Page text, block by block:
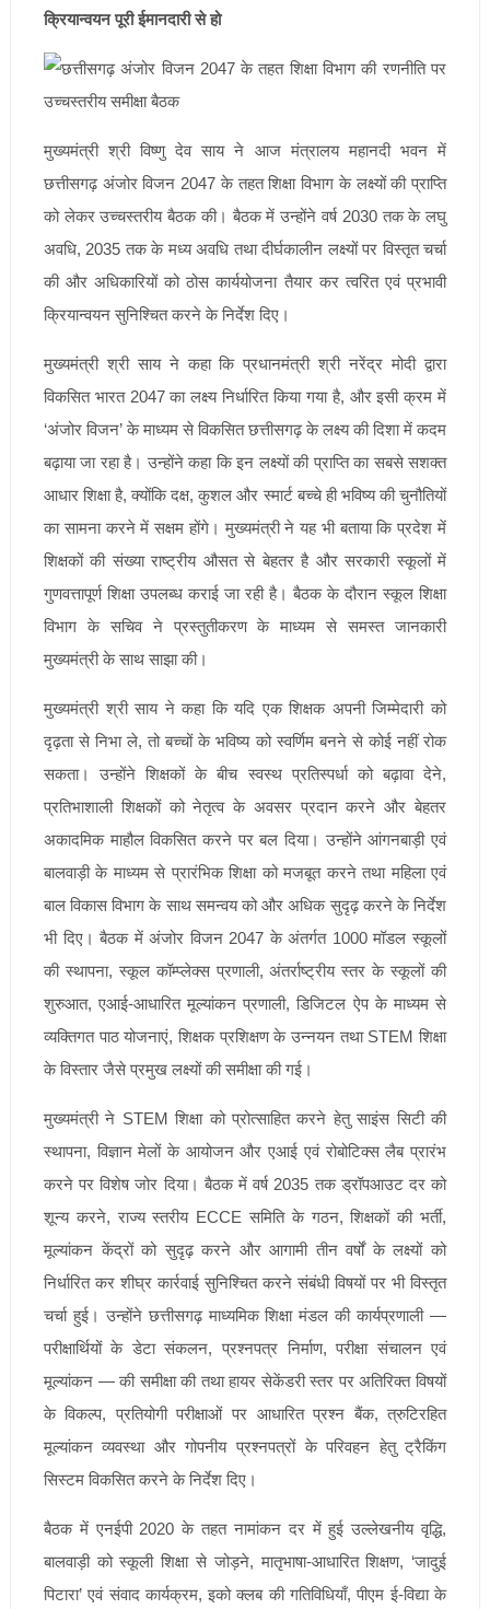
क्रियान्वयन पूरी ईमानदारी से हो
मुख्यमंत्री श्री विष्णु देव साय ने आज मंत्रालय महानदी भवन में
छत्तीसगढ़ अंजोर विजन 2047 के तहत शिक्षा विभाग के लक्ष्यों की प्राप्ति
को लेकर उच्चस्तरीय बैठक की। बैठक में उन्होंने वर्ष 2030 तक के लघु
अवधि, 2035 तक के मध्य अवधि तथा दीर्घकालीन लक्ष्यों पर विस्तृत चर्चा
की और अधिकारियों को ठोस कार्ययोजना तैयार कर त्वरित एवं प्रभावी
क्रियान्वयन सुनिश्चित करने के निर्देश दिए।
मुख्यमंत्री श्री साय ने कहा कि प्रधानमंत्री श्री नरेंद्र मोदी द्वारा
विकसित भारत 2047 का लक्ष्य निर्धारित किया गया है, और इसी क्रम में
‘अंजोर विजन’ के माध्यम से विकसित छत्तीसगढ़ के लक्ष्य की दिशा में कदम
बढ़ाया जा रहा है। उन्होंने कहा कि इन लक्ष्यों की प्राप्ति का सबसे सशक्त
आधार शिक्षा है, क्योंकि दक्ष, कुशल और स्मार्ट बच्चे ही भविष्य की चुनौतियों
का सामना करने में सक्षम होंगे। मुख्यमंत्री ने यह भी बताया कि प्रदेश में
शिक्षकों की संख्या राष्ट्रीय औसत से बेहतर है और सरकारी स्कूलों में
गुणवत्तापूर्ण शिक्षा उपलब्ध कराई जा रही है। बैठक के दौरान स्कूल शिक्षा
विभाग के सचिव ने प्रस्तुतीकरण के माध्यम से समस्त जानकारी
मुख्यमंत्री के साथ साझा की।
मुख्यमंत्री श्री साय ने कहा कि यदि एक शिक्षक अपनी जिम्मेदारी को
दृढ़ता से निभा ले, तो बच्चों के भविष्य को स्वर्णिम बनने से कोई नहीं रोक
सकता। उन्होंने शिक्षकों के बीच स्वस्थ प्रतिस्पर्धा को बढ़ावा देने,
प्रतिभाशाली शिक्षकों को नेतृत्व के अवसर प्रदान करने और बेहतर
अकादमिक माहौल विकसित करने पर बल दिया। उन्होंने आंगनबाड़ी एवं
बालवाड़ी के माध्यम से प्रारंभिक शिक्षा को मजबूत करने तथा महिला एवं
बाल विकास विभाग के साथ समन्वय को और अधिक सुदृढ़ करने के निर्देश
भी दिए। बैठक में अंजोर विजन 2047 के अंतर्गत 1000 मॉडल स्कूलों
की स्थापना, स्कूल कॉम्प्लेक्स प्रणाली, अंतर्राष्ट्रीय स्तर के स्कूलों की
शुरुआत, एआई-आधारित मूल्यांकन प्रणाली, डिजिटल ऐप के माध्यम से
व्यक्तिगत पाठ योजनाएं, शिक्षक प्रशिक्षण के उन्नयन तथा STEM शिक्षा
के विस्तार जैसे प्रमुख लक्ष्यों की समीक्षा की गई।
मुख्यमंत्री ने STEM शिक्षा को प्रोत्साहित करने हेतु साइंस सिटी की
स्थापना, विज्ञान मेलों के आयोजन और एआई एवं रोबोटिक्स लैब प्रारंभ
करने पर विशेष जोर दिया। बैठक में वर्ष 2035 तक ड्रॉपआउट दर को
शून्य करने, राज्य स्तरीय ECCE समिति के गठन, शिक्षकों की भर्ती,
मूल्यांकन केंद्रों को सुदृढ़ करने और आगामी तीन वर्षों के लक्ष्यों को
निर्धारित कर शीघ्र कार्रवाई सुनिश्चित करने संबंधी विषयों पर भी विस्तृत
चर्चा हुई। उन्होंने छत्तीसगढ़ माध्यमिक शिक्षा मंडल की कार्यप्रणाली —
परीक्षार्थियों के डेटा संकलन, प्रश्नपत्र निर्माण, परीक्षा संचालन एवं
मूल्यांकन — की समीक्षा की तथा हायर सेकेंडरी स्तर पर अतिरिक्त विषयों
के विकल्प, प्रतियोगी परीक्षाओं पर आधारित प्रश्न बैंक, त्रुटिरहित
मूल्यांकन व्यवस्था और गोपनीय प्रश्नपत्रों के परिवहन हेतु ट्रैकिंग
सिस्टम विकसित करने के निर्देश दिए।
बैठक में एनईपी 2020 के तहत नामांकन दर में हुई उल्लेखनीय वृद्धि,
बालवाड़ी को स्कूली शिक्षा से जोड़ने, मातृभाषा-आधारित शिक्षण, ‘जादुई
पिटारा’ एवं संवाद कार्यक्रम, इको क्लब की गतिविधियाँ, पीएम ई-विद्या के